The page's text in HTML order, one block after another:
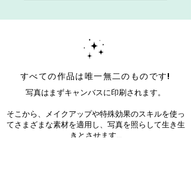
すべての作品は唯一無二のものです!
写真はまずキャンバスに印刷されます。
そこから、メイクアップや特殊効果のスキルを使っ
てさまざまな素材を適用し、写真を照らして生き生
きとさせます...